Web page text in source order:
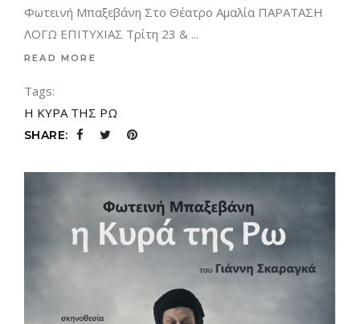
Φωτεινή Μπαξεβάνη Στο Θέατρο Αμαλία ΠΑΡΑΤΑΣΗ
ΛΟΓΩ ΕΠΙΤΥΧΙΑΣ Τρίτη 23 &
READ MORE
Tags:
Η ΚΥΡΑ ΤΗΣ ΡΩ
SHARE: